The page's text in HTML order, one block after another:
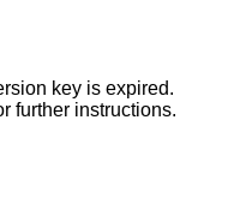
key is expired.
further instructions.